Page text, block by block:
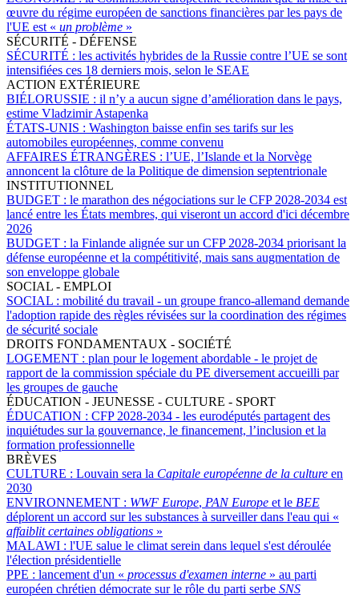
œuvre du régime européen de sanctions financières par les pays de
l'UE est « un problème »
SÉCURITÉ - DÉFENSE
SÉCURITÉ : les activités hybrides de la Russie contre l’UE se sont
intensifiées ces 18 derniers mois, selon le SEAE
ACTION EXTÉRIEURE
BIÉLORUSSIE : il n’y a aucun signe d’amélioration dans le pays,
estime Vladzimir Astapenka
ÉTATS-UNIS : Washington baisse enfin ses tarifs sur les
automobiles européennes, comme convenu
AFFAIRES ÉTRANGÈRES : l’UE, l’Islande et la Norvège
annoncent la clôture de la Politique de dimension septentrionale
INSTITUTIONNEL
BUDGET : le marathon des négociations sur le CFP 2028-2034 est
lancé entre les États membres, qui viseront un accord d'ici décembre
2026
BUDGET : la Finlande alignée sur un CFP 2028-2034 priorisant la
défense européenne et la compétitivité, mais sans augmentation de
son enveloppe globale
SOCIAL - EMPLOI
SOCIAL : mobilité du travail - un groupe franco-allemand demande
l'adoption rapide des règles révisées sur la coordination des régimes
de sécurité sociale
DROITS FONDAMENTAUX - SOCIÉTÉ
LOGEMENT : plan pour le logement abordable - le projet de
rapport de la commission spéciale du PE diversement accueilli par
les groupes de gauche
ÉDUCATION - JEUNESSE - CULTURE - SPORT
ÉDUCATION : CFP 2028-2034 - les eurodéputés partagent des
inquiétudes sur la gouvernance, le financement, l’inclusion et la
formation professionnelle
BRÈVES
CULTURE : Louvain sera la Capitale européenne de la culture en
2030
ENVIRONNEMENT : WWF Europe, PAN Europe et le BEE
déplorent un accord sur les substances à surveiller dans l'eau qui «
affaiblit certaines obligations »
MALAWI : l'UE salue le climat serein dans lequel s'est déroulée
l'élection présidentielle
PPE : lancement d'un « processus d'examen interne » au parti
européen chrétien démocrate sur le rôle du parti serbe SNS